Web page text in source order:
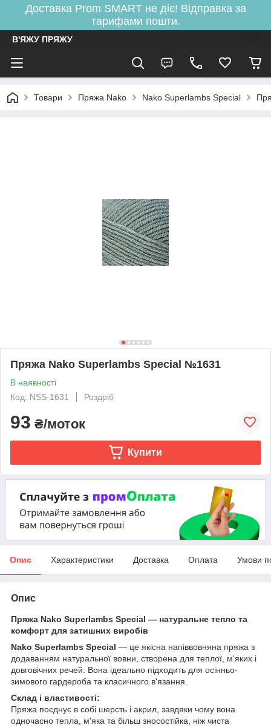
Доставка Prom SMART не діє! Відправка за
тарифами пошти.
В'ЯЖУ ПРЯЖУ
Товари Пряжа Nako Nako Superlambs Special
Пряжа Nako Superlambs Special №1631
В наявності
Код: NSS-1631
Роздріб
93 ₴/моток
Купити
Опис Характеристики Доставка Оплата Умови
Опис
Пряжа Nako Superlambs Special — натуральне тепло та
комфорт для затишних виробів
Nako Superlambs Special — це якісна напіввовняна пряжа з
додаванням натуральної вовни, створена для теплої, м'яких і
довговічних речей. Вона ідеально підходить для осінньо-
зимового гардероба та класичного в'язання.
Склад і властивості:
Пряжа поєднує в собі шерсть і акрил, завдяки чому вона
одночасно тепла, м'яка та більш зносостійка, ніж чиста